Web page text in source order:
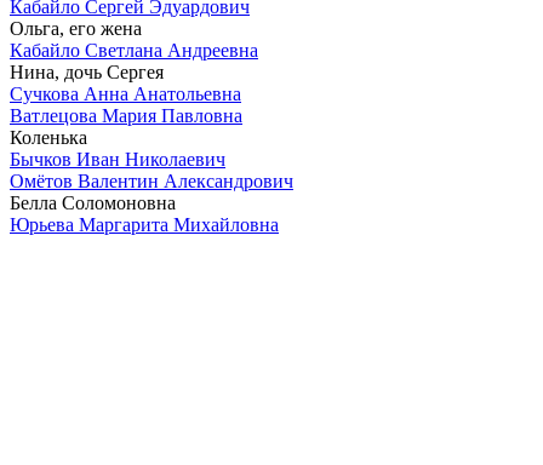
Кабайло Сергей Эдуардович
Ольга, его жена
Кабайло Светлана Андреевна
Нина, дочь Сергея
Сучкова Анна Анатольевна
Ватлецова Мария Павловна
Коленька
Бычков Иван Николаевич
Омётов Валентин Александрович
Белла Соломоновна
Юрьева Маргарита Михайловна